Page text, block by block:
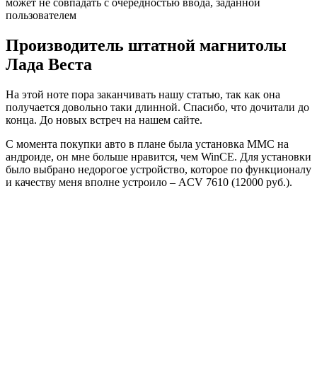
может не совпадать с очередностью ввода, заданной
пользователем
Производитель штатной магнитолы
Лада Веста
На этой ноте пора заканчивать нашу статью, так как она
получается довольно таки длинной. Спасибо, что дочитали до
конца. До новых встреч на нашем сайте.
С момента покупки авто в плане была установка ММС на
андроиде, он мне больше нравится, чем WinCE. Для установки
было выбрано недорогое устройство, которое по функционалу
и качеству меня вполне устроило – ACV 7610 (12000 руб.).